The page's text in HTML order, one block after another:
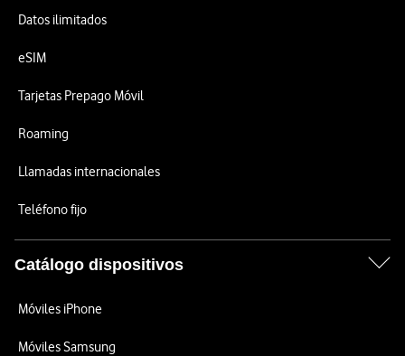
Datos ilimitados
eSIM
Tarjetas Prepago Móvil
Roaming
Llamadas internacionales
Teléfono fijo
Catálogo dispositivos
Móviles iPhone
Móviles Samsung